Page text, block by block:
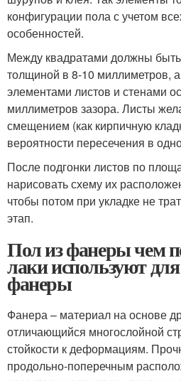
конфигурации пола с учетом
особенностей.
Между квадратами должны
толщиной в 8-10 миллиметров,
элементами листов и стенами
миллиметров зазора. Листы
смещением (как кирпичную
вероятности пересечения в
После подгонки листов по
нарисовать схему их
чтобы потом при укладке не
этап.
Пол из фанеры чем
лаки используют
фанеры
Фанера – материал на основе
отличающийся многослойной
стойкости к деформациям.
продольно-поперечным